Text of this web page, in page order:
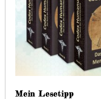
Mein Lesetipp